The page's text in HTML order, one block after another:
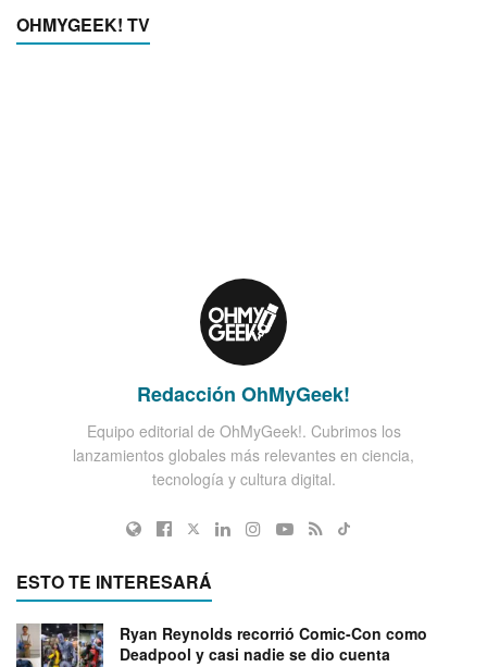
OHMYGEEK! TV
Redacción OhMyGeek!
Equipo editorial de OhMyGeek!. Cubrimos los
lanzamientos globales más relevantes en ciencia,
tecnología y cultura digital.
ESTO TE INTERESARÁ
Ryan Reynolds recorrió Comic-Con como
Deadpool y casi nadie se dio cuenta